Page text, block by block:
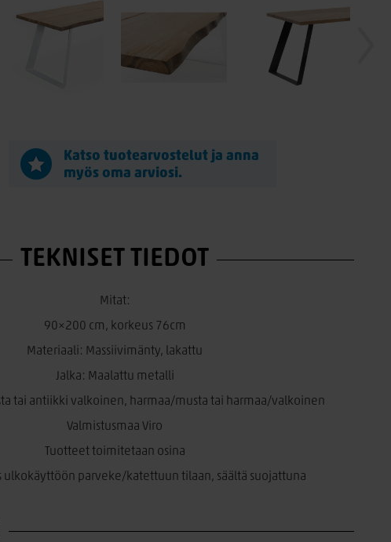
Katso tuotearvostelut ja anna
myös oma arviosi.
TEKNISET TIEDOT
Mitat:
90×200 cm, korkeus 76cm
Materiaali: Massiivimänty, lakattu
Jalka: Maalattu metalli
tai antiikki valkoinen, harmaa/musta tai harmaa/valkoinen
Valmistusmaa Viro
Tuotteet toimitetaan osina
ulkokäyttöön parveke/katettuun tilaan, säältä suojattuna